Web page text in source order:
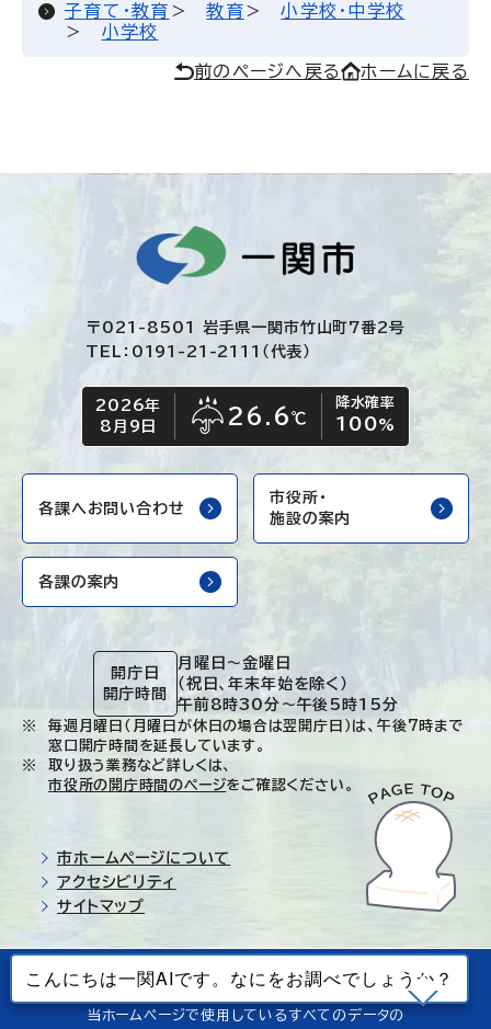
子育て・教育 教育
小学校・中学校
小学校
前のページへ戻る ホームに戻る
〒021-8501 岩手県一関市竹山町7番2号
TEL：0191-21-2111（代表）
今日の日付
2026年
8月9日
今日の天気
雨
26.6℃
降水確率
100%
各課へお問い合わせ
市役所・
施設の案内
各課の案内
開庁日
開庁時間
月曜日～金曜日
（祝日、年末年始を除く）
午前8時30分～午後5時15分
毎週月曜日（月曜日が休日の場合は翌開庁日）は、午後7時まで
窓口開庁時間を延長しています。
取り扱う業務など詳しくは、
市役所の開庁時間のページをご確認ください。
市ホームページについて
アクセシビリティ
サイトマップ
© Ichinoseki-city. All rights reserved.
当ホームページで使用しているすべてのデータの